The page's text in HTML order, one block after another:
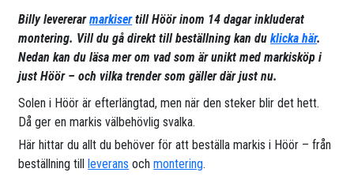
Billy levererarmarkisertill Höör inom 14 dagar inkluderat
montering. Vill du gå direkt till beställning kan duklicka här.
Nedan kan du läsa mer om vad som är unikt med markisköp i
just Höör – och vilka trender som gäller där just nu.
Solen i Höör är efterlängtad, men när den steker blir det hett.
Då ger en markis välbehövlig svalka.
Här hittar du allt du behöver för att beställa markis i Höör – från
beställning tillleverans ochmontering.